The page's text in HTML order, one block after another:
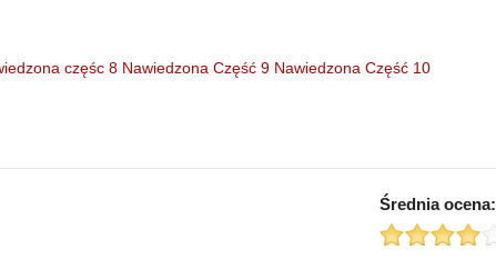
częśc 8 Nawiedzona Część 9 Nawiedzona Część 10
Średnia ocena: